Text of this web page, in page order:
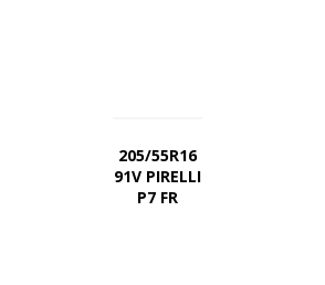
205/55R16
91V PIRELLI
P7 FR